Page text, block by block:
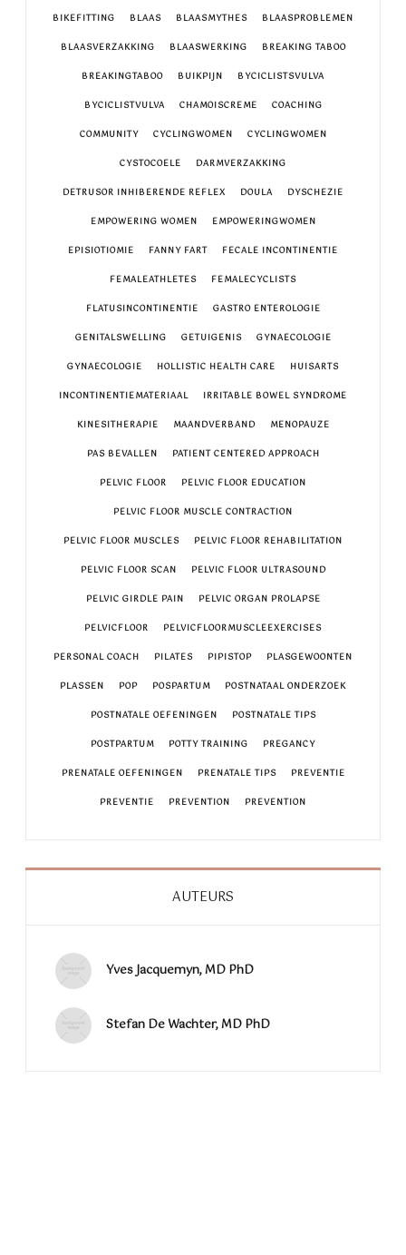
BIKEFITTING BLAAS BLAASMYTHES BLAASPROBLEMEN
BLAASVERZAKKING BLAASWERKING BREAKING TABOO
BREAKINGTABOO BUIKPIJN BYCICLISTSVULVA
BYCICLISTVULVA CHAMOISCREME COACHING
COMMUNITY CYCLINGWOMEN CYCLINGWOMEN
CYSTOCOELE DARMVERZAKKING
DETRUSOR INHIBERENDE REFLEX DOULA DYSCHEZIE
EMPOWERING WOMEN EMPOWERINGWOMEN
EPISIOTIOMIE FANNY FART FECALE INCONTINENTIE
FEMALEATHLETES FEMALECYCLISTS
FLATUSINCONTINENTIE GASTRO ENTEROLOGIE
GENITALSWELLING GETUIGENIS GYNAECOLOGIE
GYNAECOLOGIE HOLLISTIC HEALTH CARE HUISARTS
INCONTINENTIEMATERIAAL IRRITABLE BOWEL SYNDROME
KINESITHERAPIE MAANDVERBAND MENOPAUZE
PAS BEVALLEN PATIENT CENTERED APPROACH
PELVIC FLOOR PELVIC FLOOR EDUCATION
PELVIC FLOOR MUSCLE CONTRACTION
PELVIC FLOOR MUSCLES PELVIC FLOOR REHABILITATION
PELVIC FLOOR SCAN PELVIC FLOOR ULTRASOUND
PELVIC GIRDLE PAIN PELVIC ORGAN PROLAPSE
PELVICFLOOR PELVICFLOORMUSCLEEXERCISES
PERSONAL COACH PILATES PIPISTOP PLASGEWOONTEN
PLASSEN POP POSPARTUM POSTNATAAL ONDERZOEK
POSTNATALE OEFENINGEN POSTNATALE TIPS
POSTPARTUM POTTY TRAINING PREGANCY
PRENATALE OEFENINGEN PRENATALE TIPS PREVENTIE
PREVENTIE PREVENTION PREVENTION
AUTEURS
Yves Jacquemyn, MD PhD
Stefan De Wachter, MD PhD